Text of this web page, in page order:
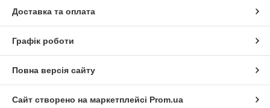
Доставка та оплата
Графік роботи
Повна версія сайту
Сайт створено на маркетплейсі Prom.ua